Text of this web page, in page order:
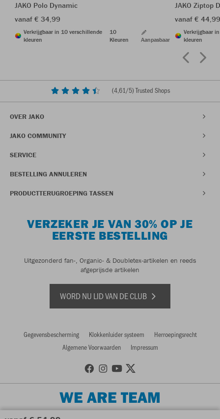
JAKO Polo Dynamic
vanaf € 34,99
Verkrijgbaar in 10 verschillende
kleuren
10
Kleuren
Aanpasbaar
JAKO Ziptop
vanaf €
Verkrijgbaar
kleuren
(4,61/5) Trusted Shops
OVER JAKO
JAKO COMMUNITY
SERVICE
BESTELLING ANNULEREN
PRODUCTTERUGROEPING TASSEN
VERZEKER JE VAN 30% OP JE
EERSTE BESTELLING
Uitgezonderd fan-, Organic- & Doubletex-artikelen en reeds
afgeprijsde artikelen
WORD NU LID VAN DE CLUB
Gegevensbescherming Klokkenluider systeem
Herroepingsrecht
Algemene Voorwaarden
Impressum
WE ARE TEAM